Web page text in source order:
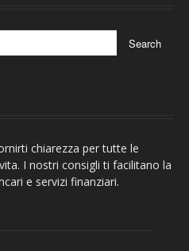
chiarezza per tutte le
I nostri consigli ti facilitano la
e servizi finanziari.